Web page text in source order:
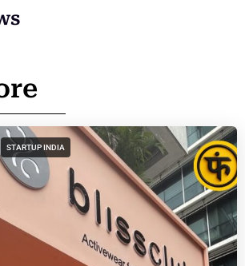
STARTUP INDIA